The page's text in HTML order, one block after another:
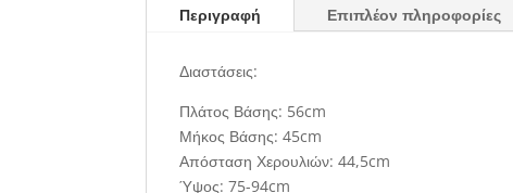
Περιγραφή Επιπλέον πληροφορίες
Διαστάσεις:
Πλάτος Βάσης: 56cm
Μήκος Βάσης: 45cm
Απόσταση Χερουλιών: 44,5cm
Ύψος: 75-94cm